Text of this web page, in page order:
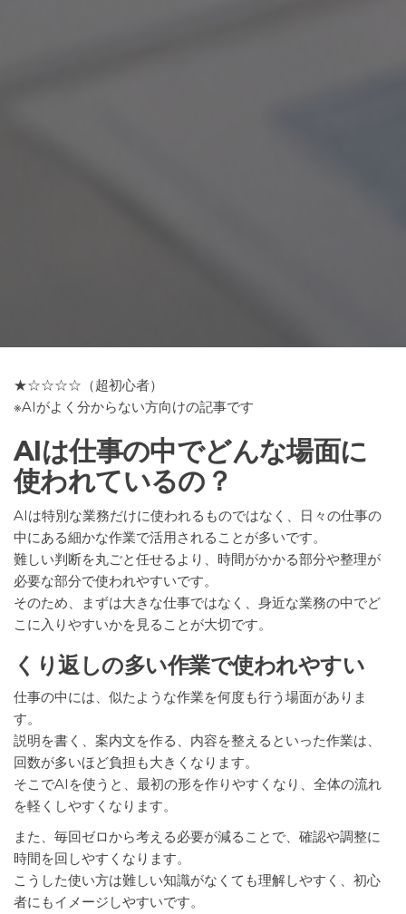
★☆☆☆☆（超初心者）
※AIがよく分からない方向けの記事です
AIは仕事の中でどんな場面に
使われているの？
AIは特別な業務だけに使われるものではなく、日々の仕事の
中にある細かな作業で活用されることが多いです。
難しい判断を丸ごと任せるより、時間がかかる部分や整理が
必要な部分で使われやすいです。
そのため、まずは大きな仕事ではなく、身近な業務の中でど
こに入りやすいかを見ることが大切です。
くり返しの多い作業で使われやすい
仕事の中には、似たような作業を何度も行う場面がありま
す。
説明を書く、案内文を作る、内容を整えるといった作業は、
回数が多いほど負担も大きくなります。
そこでAIを使うと、最初の形を作りやすくなり、全体の流れ
を軽くしやすくなります。
また、毎回ゼロから考える必要が減ることで、確認や調整に
時間を回しやすくなります。
こうした使い方は難しい知識がなくても理解しやすく、初心
者にもイメージしやすいです。